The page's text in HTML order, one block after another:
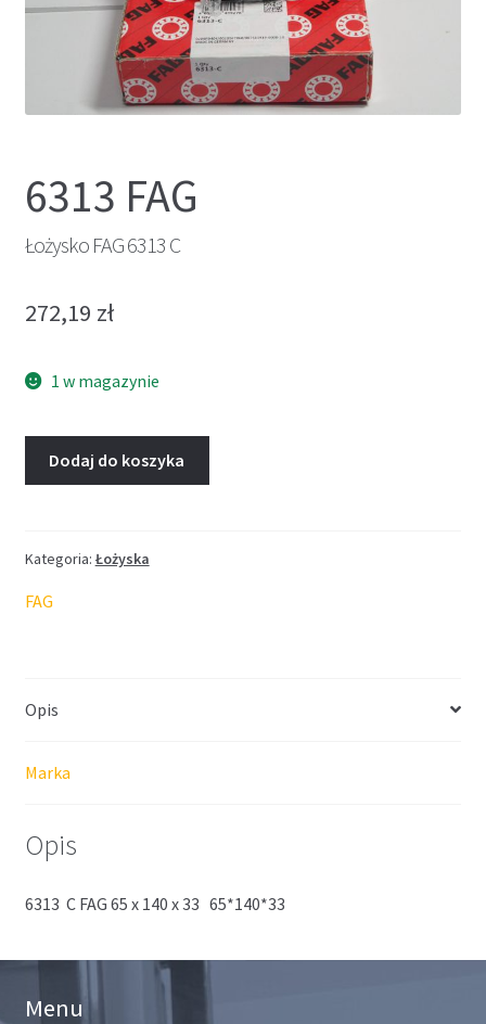
6313 FAG
Łożysko FAG 6313 C
272,19 zł
1 w magazynie
Dodaj do koszyka
Kategoria: Łożyska
FAG
Opis
Marka
Opis
6313 C FAG 65 x 140 x 33 65*140*33
Menu